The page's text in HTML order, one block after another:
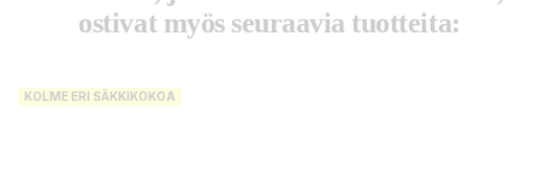
ostivat myös seuraavia tuotteita:
KOLME ERI SÄKKIKOKOA